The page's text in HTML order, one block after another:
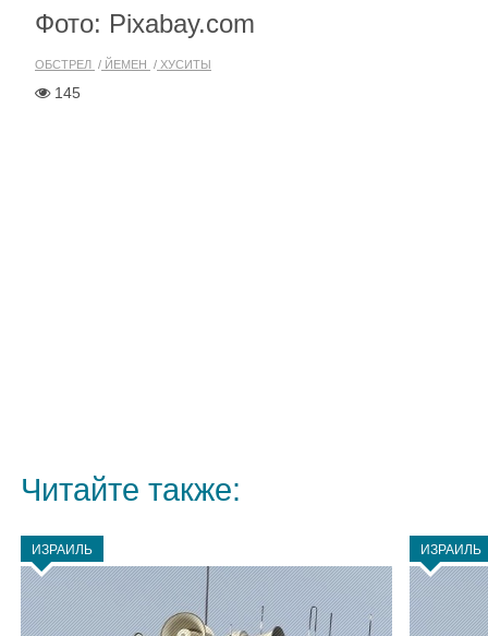
Фото: Pixabay.com
ОБСТРЕЛ ЙЕМЕН ХУСИТЫ
145
Читайте также:
ИЗРАИЛЬ ИЗРАИЛЬ